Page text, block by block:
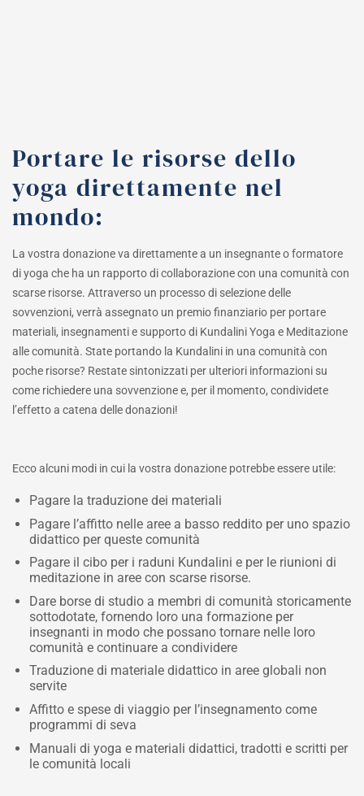
Portare le risorse dello
yoga direttamente nel
mondo:
La vostra donazione va direttamente a un insegnante o formatore
di yoga che ha un rapporto di collaborazione con una comunità con
scarse risorse. Attraverso un processo di selezione delle
sovvenzioni, verrà assegnato un premio finanziario per portare
materiali, insegnamenti e supporto di Kundalini Yoga e Meditazione
alle comunità. State portando la Kundalini in una comunità con
poche risorse? Restate sintonizzati per ulteriori informazioni su
come richiedere una sovvenzione e, per il momento, condividete
l’effetto a catena delle donazioni!
Ecco alcuni modi in cui la vostra donazione potrebbe essere utile:
Pagare la traduzione dei materiali
Pagare l’affitto nelle aree a basso reddito per uno spazio
didattico per queste comunità
Pagare il cibo per i raduni Kundalini e per le riunioni di
meditazione in aree con scarse risorse.
Dare borse di studio a membri di comunità storicamente
sottodotate, fornendo loro una formazione per
insegnanti in modo che possano tornare nelle loro
comunità e continuare a condividere
Traduzione di materiale didattico in aree globali non
servite
Affitto e spese di viaggio per l’insegnamento come
programmi di seva
Manuali di yoga e materiali didattici, tradotti e scritti per
le comunità locali